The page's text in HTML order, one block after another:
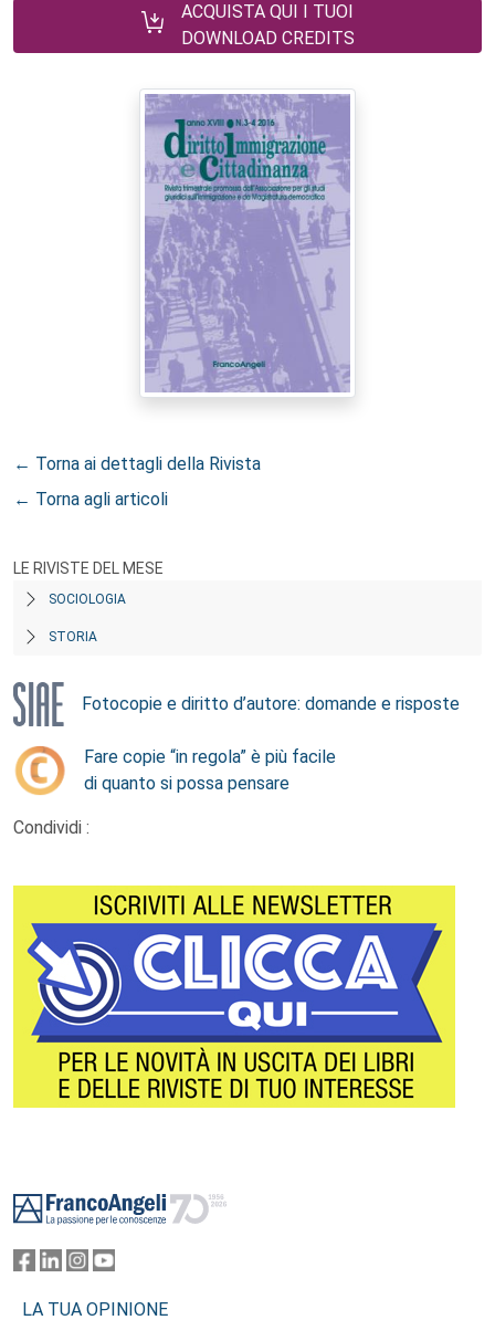
ACQUISTA QUI I TUOI
DOWNLOAD CREDITS
← Torna ai dettagli della Rivista
← Torna agli articoli
LE RIVISTE DEL MESE
SOCIOLOGIA
STORIA
Fotocopie e diritto d’autore: domande e risposte
Fare copie “in regola” è più facile
di quanto si possa pensare
Condividi :
LA TUA OPINIONE